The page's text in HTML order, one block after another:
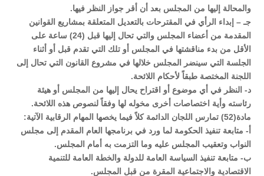
والمحالة إليها من المجلس بعد أن أقر جواز النظر فيها.
جـ – إبداء الرأي في المقترحات بالتعديل المتعلقة بمشاريع القوانين
المقدمة من أعضاء المجلس والتي تحال إليها قبل (24) ساعة على
الأقل من بدء مناقشتها في المجلس أو تلك التي تقدم قبل أو أثناء
الجلسة التي سينضر المجلس خلالها في مشروع القانون التي تحال إلى
اللجنة المختصة طبقاً لأحكام اللائحة.
د‌- النظر في أي موضوع أو اقتراح يحال إليها من المجلس أو هيئة
رئاسته وأية اختصاصات أخرى مخوله لها وفقاً لنصوص هذه اللائحة.
مادة(52) تمارس اللجان الدائمة كلاً فيما يخصها المهام الرقابية الآتية:
أ‌- متابعة تنفيذ الحكومة لما ورد في برنامجها العام المقدم إلى مجلس
النواب وتعقيب المجلس عليه وما التزمت به أمام المجلس.
ب‌- متابعة تنفيذ السياسة العامة للدولة والخطة العامة للتنمية
الاقتصادية والاجتماعية المقرة من قبل المجلس.